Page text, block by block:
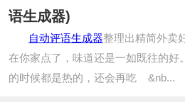
语生成器)
自动评语生成器整理出精简外
在你家点了，味道还是一如既往的好
的时候都是热的，还会再吃 &nb...